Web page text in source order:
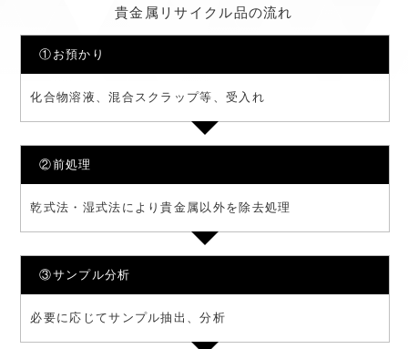
貴金属リサイクル品の流れ
①お預かり
化合物溶液、混合スクラップ等、受入れ
②前処理
乾式法・湿式法により貴金属以外を除去処理
③サンプル分析
必要に応じてサンプル抽出、分析